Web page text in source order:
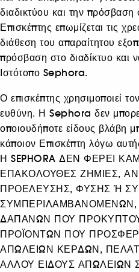
διαδικτύου και την
Επισκέπτης επωμίζεται τις
διάθεση του απαραίτητου
πρόσβαση στο διαδίκτυο και
Ιστότοπο Sephora.
Ο επισκέπτης χρησιμοποιεί
ευθύνη. Η Sephora δεν
οποιουδήποτε είδους βλάβη
κάποιον Επισκέπτη λόγω
Η SEPHORA ΔΕΝ ΦΕΡΕΙ
ΕΠΑΚΟΛΟΥΘΕΣ ΖΗΜΙΕΣ,
ΠΡΟΕΛΕΥΣΗΣ, ΦΥΣΗΣ Ή
ΔΑΠΑΝΩΝ ΠΟΥ
ΠΡΟΪΟΝΤΩΝ ΠΟΥ
ΑΠΩΛΕΙΩΝ ΚΕΡΔΩΝ,
ΑΛΛΟΥ ΕΙΔΟΥΣ ΑΠΩΛΕΙΩΝ